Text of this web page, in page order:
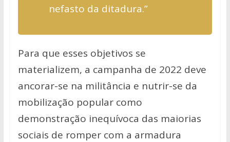
nefasto da ditadura.”
Para que esses objetivos se
materializem, a campanha de 2022 deve
ancorar-se na militância e nutrir-se da
mobilização popular como
demonstração inequívoca das maiorias
sociais de romper com a armadura